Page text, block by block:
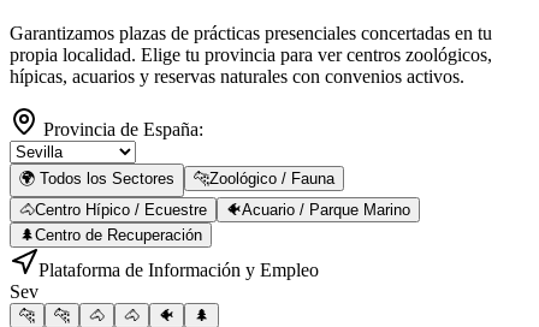
Garantizamos plazas de prácticas presenciales concertadas en tu
propia localidad. Elige tu provincia para ver centros zoológicos,
hípicas, acuarios y reservas naturales con convenios activos.
Provincia de España:
🌍 Todos los Sectores 🐆Zoológico / Fauna
🐴Centro Hípico / Ecuestre 🐠Acuario / Parque Marino
🌲Centro de Recuperación
Plataforma de Información y Empleo
Sev
🐆 🐆 🐴 🐴 🐠 🌲